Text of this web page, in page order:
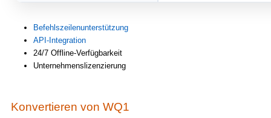
Befehlszeilenunterstützung
API-Integration
24/7 Offline-Verfügbarkeit
Unternehmenslizenzierung
Konvertieren von WQ1